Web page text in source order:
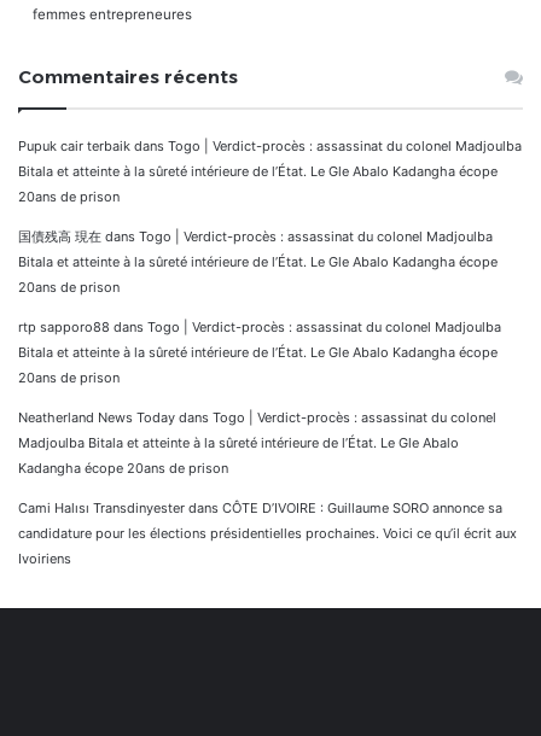
femmes entrepreneures
Commentaires récents
Pupuk cair terbaik dans Togo | Verdict-procès : assassinat du colonel Madjoulba
Bitala et atteinte à la sûreté intérieure de l’État. Le Gle Abalo Kadangha écope
20ans de prison
国債残高 現在 dans Togo | Verdict-procès : assassinat du colonel Madjoulba
Bitala et atteinte à la sûreté intérieure de l’État. Le Gle Abalo Kadangha écope
20ans de prison
rtp sapporo88 dans Togo | Verdict-procès : assassinat du colonel Madjoulba
Bitala et atteinte à la sûreté intérieure de l’État. Le Gle Abalo Kadangha écope
20ans de prison
Neatherland News Today dans Togo | Verdict-procès : assassinat du colonel
Madjoulba Bitala et atteinte à la sûreté intérieure de l’État. Le Gle Abalo
Kadangha écope 20ans de prison
Cami Halısı Transdinyester dans CÔTE D’IVOIRE : Guillaume SORO annonce sa
candidature pour les élections présidentielles prochaines. Voici ce qu’il écrit aux
Ivoiriens